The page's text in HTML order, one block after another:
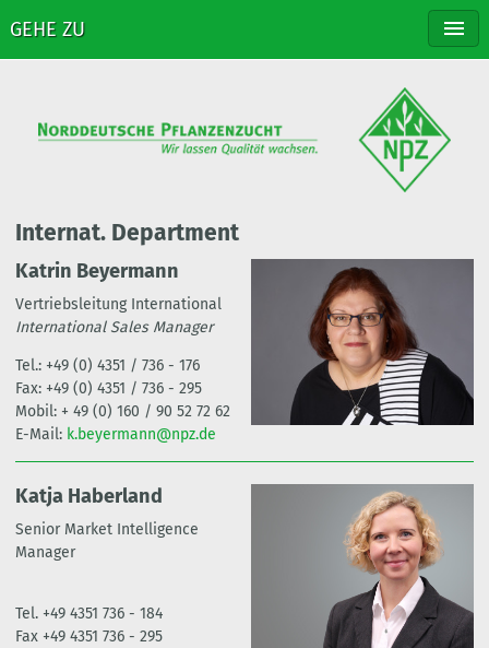
GEHE ZU
VARIETIES DISTRIBUTION
Internat. Department
Katrin Beyermann
Vertriebsleitung International
International Sales Manager
Tel.: +49 (0) 4351 / 736 - 176
Fax: +49 (0) 4351 / 736 - 295
Mobil: + 49 (0) 160 / 90 52 72 62
E-Mail: k.beyermann@npz.de
Katja Haberland
Senior Market Intelligence
Manager
Tel. +49 4351 736 - 184
Fax +49 4351 736 - 295